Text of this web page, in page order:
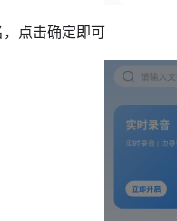
点击确定即可